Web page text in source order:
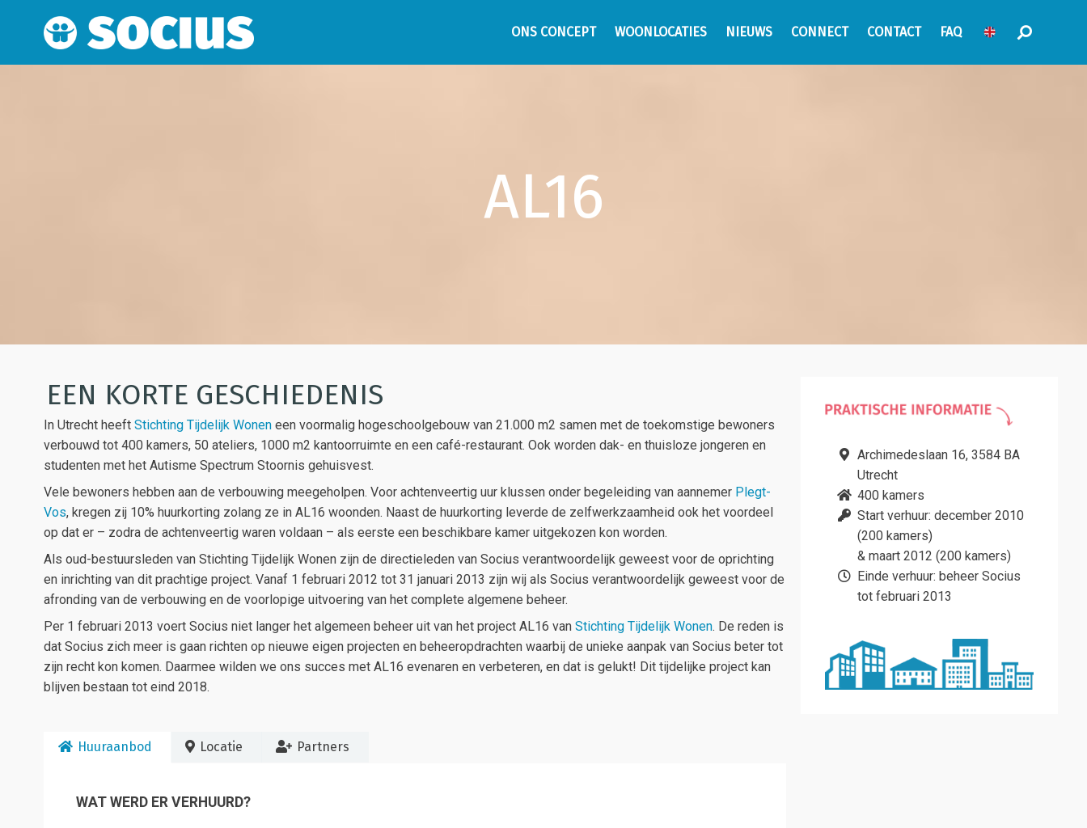
ONS CONCEPT WOONLOCATIES NIEUWS CONNECT CONTACT FAQ
AL16
EEN KORTE GESCHIEDENIS
In Utrecht heeft Stichting Tijdelijk Wonen een voormalig hogeschoolgebouw van 21.000 m2 samen met de toekomstige bewoners
verbouwd tot 400 kamers, 50 ateliers, 1000 m2 kantoorruimte en een café-restaurant. Ook worden dak- en thuisloze jongeren en
studenten met het Autisme Spectrum Stoornis gehuisvest.
Vele bewoners hebben aan de verbouwing meegeholpen. Voor achtenveertig uur klussen onder begeleiding van aannemer Plegt-
Vos, kregen zij 10% huurkorting zolang ze in AL16 woonden. Naast de huurkorting leverde de zelfwerkzaamheid ook het voordeel
op dat er – zodra de achtenveertig waren voldaan – als eerste een beschikbare kamer uitgekozen kon worden.
Als oud-bestuursleden van Stichting Tijdelijk Wonen zijn de directieleden van Socius verantwoordelijk geweest voor de oprichting
en inrichting van dit prachtige project. Vanaf 1 februari 2012 tot 31 januari 2013 zijn wij als Socius verantwoordelijk geweest voor de
afronding van de verbouwing en de voorlopige uitvoering van het complete algemene beheer.
Per 1 februari 2013 voert Socius niet langer het algemeen beheer uit van het project AL16 van Stichting Tijdelijk Wonen. De reden is
dat Socius zich meer is gaan richten op nieuwe eigen projecten en beheeropdrachten waarbij de unieke aanpak van Socius beter tot
zijn recht kon komen. Daarmee wilden we ons succes met AL16 evenaren en verbeteren, en dat is gelukt! Dit tijdelijke project kan
blijven bestaan tot eind 2018.
Huuraanbod Locatie Partners
WAT WERD ER VERHUURD?
Archimedeslaan 16, 3584 BA
Utrecht
400 kamers
Start verhuur: december 2010
(200 kamers)
& maart 2012 (200 kamers)
Einde verhuur: beheer Socius
tot februari 2013